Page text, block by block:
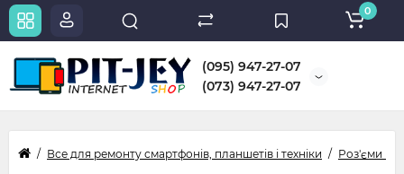
(095) 947-27-07
(073) 947-27-07
0
Все для ремонту смартфонів, планшетів і техніки Роз'єми